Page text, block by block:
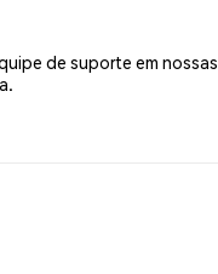
de suporte em nossas